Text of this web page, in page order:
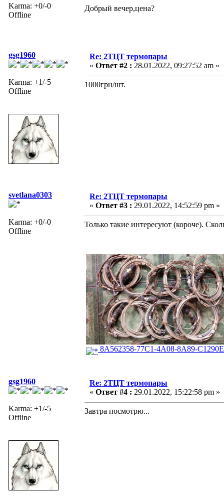
Karma: +0/-0
Offline
Добрый вечер,цена?
gsg1960
Karma: +1/-5
Offline
Re: 2ТЦТ термопары
« Ответ #2 : 28.01.2022, 09:27:52 am »
1000грн/шт.
svetlana0303
Karma: +0/-0
Offline
Re: 2ТЦТ термопары
« Ответ #3 : 29.01.2022, 14:52:59 pm »
Только такие интересуют (короче).
8A562358-77C1-4A08-8A89-
gsg1960
Karma: +1/-5
Offline
Re: 2ТЦТ термопары
« Ответ #4 : 29.01.2022, 15:22:58 pm »
Завтра посмотрю...